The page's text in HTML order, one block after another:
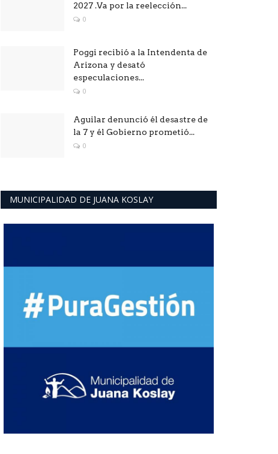
2027 .Va por la reelección...
0
Poggi recibió a la Intendenta de
Arizona y desató
especulaciones...
0
Aguilar denunció él desastre de
la 7 y él Gobierno prometió...
0
MUNICIPALIDAD DE JUANA KOSLAY